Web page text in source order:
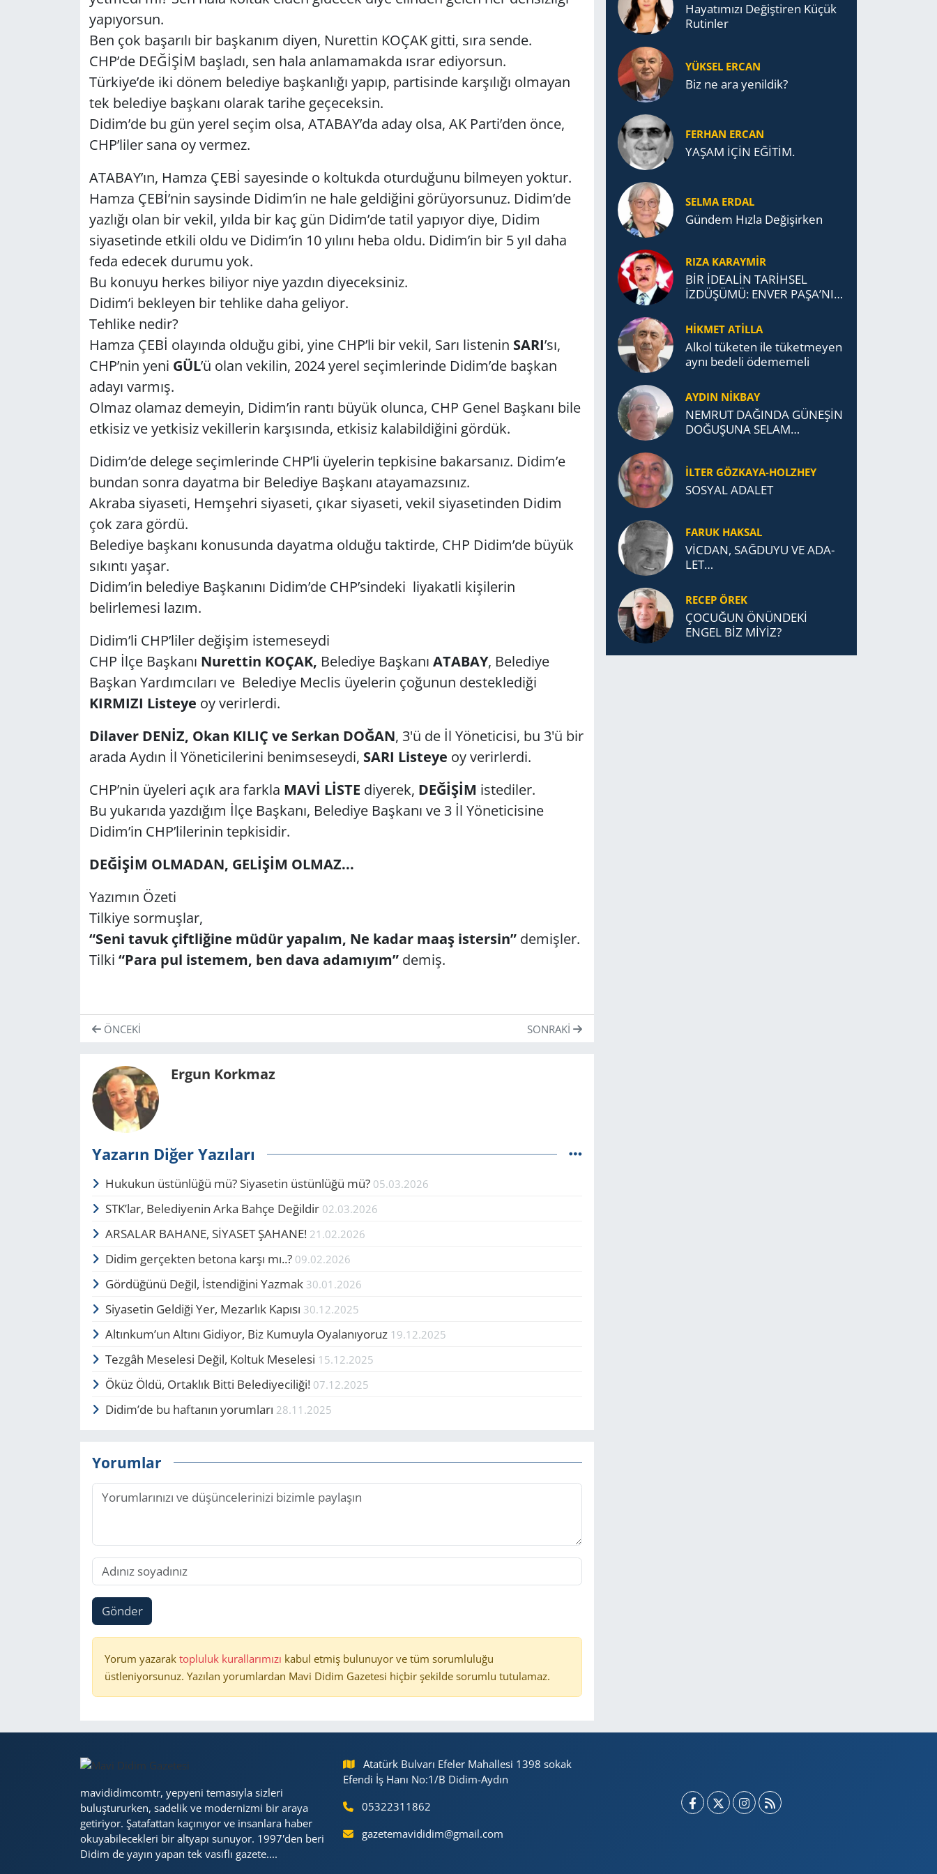
yapıyorsun.
Ben çok başarılı bir başkanım diyen, Nurettin KOÇAK gitti, sıra sende.
CHP’de DEĞİŞİM başladı, sen hala anlamamakda ısrar ediyorsun.
Türkiye’de iki dönem belediye başkanlığı yapıp, partisinde karşılığı olmayan
tek belediye başkanı olarak tarihe geçeceksin.
Didim’de bu gün yerel seçim olsa, ATABAY’da aday olsa, AK Parti’den önce,
CHP’liler sana oy vermez.
ATABAY’ın, Hamza ÇEBİ sayesinde o koltukda oturduğunu bilmeyen yoktur.
Hamza ÇEBİ’nin saysinde Didim’in ne hale geldiğini görüyorsunuz. Didim’de
yazlığı olan bir vekil, yılda bir kaç gün Didim’de tatil yapıyor diye, Didim
siyasetinde etkili oldu ve Didim’in 10 yılını heba oldu. Didim’in bir 5 yıl daha
feda edecek durumu yok.
Bu konuyu herkes biliyor niye yazdın diyeceksiniz.
Didim’i bekleyen bir tehlike daha geliyor.
Tehlike nedir?
Hamza ÇEBİ olayında olduğu gibi, yine CHP’li bir vekil, Sarı listenin SARI’sı,
CHP’nin yeni GÜL’ü olan vekilin, 2024 yerel seçimlerinde Didim’de başkan
adayı varmış.
Olmaz olamaz demeyin, Didim’in rantı büyük olunca, CHP Genel Başkanı bile
etkisiz ve yetkisiz vekillerin karşısında, etkisiz kalabildiğini gördük.
Didim’de delege seçimlerinde CHP’li üyelerin tepkisine bakarsanız. Didim’e
bundan sonra dayatma bir Belediye Başkanı atayamazsınız.
Akraba siyaseti, Hemşehri siyaseti, çıkar siyaseti, vekil siyasetinden Didim
çok zara gördü.
Belediye başkanı konusunda dayatma olduğu taktirde, CHP Didim’de büyük
sıkıntı yaşar.
Didim’in belediye Başkanını Didim’de CHP’sindeki liyakatli kişilerin
belirlemesi lazım.
Didim’li CHP’liler değişim istemeseydi
CHP İlçe Başkanı Nurettin KOÇAK, Belediye Başkanı ATABAY, Belediye
Başkan Yardımcıları ve Belediye Meclis üyelerin çoğunun desteklediği
KIRMIZI Listeye oy verirlerdi.
Dilaver DENİZ, Okan KILIÇ ve Serkan DOĞAN, 3'ü de İl Yöneticisi, bu 3'ü bir
arada Aydın İl Yöneticilerini benimseseydi, SARI Listeye oy verirlerdi.
CHP’nin üyeleri açık ara farkla MAVİ LİSTE diyerek, DEĞİŞİM istediler.
Bu yukarıda yazdığım İlçe Başkanı, Belediye Başkanı ve 3 İl Yöneticisine
Didim’in CHP’lilerinin tepkisidir.
DEĞİŞİM OLMADAN, GELİŞİM OLMAZ...
Yazımın Özeti
Tilkiye sormuşlar,
“Seni tavuk çiftliğine müdür yapalım, Ne kadar maaş istersin”demişler.
Tilki “Para pul istemem, ben dava adamıyım” demiş.
ÖNCEKI SONRAKI
Ergun Korkmaz
Yazarın Diğer Yazıları
Hukukun üstünlüğü mü? Si­ya­setin üstünlüğü mü? 05.03.2026
STK’lar, Belediyenin Arka Bahçe De­ğil­dir 02.03.2026
AR­SA­LAR BA­HA­NE, SİYASET ŞA­HA­NE! 21.02.2026
Didim ger­çek­ten be­to­na karşı mı..? 09.02.2026
Gör­dü­ğü­nü Değil, İsten­di­ği­ni Yaz­mak 30.01.2026
Siyasetin Geldiği Yer, Mezarlık Kapısı 30.12.2025
Altınkum’un Altını Gidiyor, Biz Kumuyla Oyalanıyoruz 19.12.2025
Tezgâh Meselesi Değil, Koltuk Meselesi 15.12.2025
Öküz Öldü, Or­tak­lık Bitti Belediyeciliği! 07.12.2025
Didim’de bu haftanın yorumları 28.11.2025
Yorumlar
Gönder
Yorum yazarak topluluk kurallarımızı kabul etmiş bulunuyor ve tüm sorumluluğu
üstleniyorsunuz. Yazılan yorumlardan Mavi Didim Gazetesi hiçbir şekilde sorumlu tutulamaz.
Ha­ya­tı­mı­zı De­ğiş­ti­ren Küçük
Ru­tin­ler
YÜKSEL ERCAN
Biz ne ara yenildik?
FERHAN ERCAN
YAŞAM İÇİN EĞİTİM.
SELMA ERDAL
Gündem Hızla Değişirken
RIZA KARAYMIR
BİR İDEALİN TARİHSEL
İZDÜŞÜMÜ: ENVER PAŞA’NIN
TÜRK DEVLETLERİ
TEŞKİLATI’NA UZANAN
MİRASI
HİKMET ATİLLA
Alkol tü­ke­ten ile tü­ket­me­yen
aynı be­de­li öde­me­me­li
AYDIN NİKBAY
NEMRUT DAĞINDA GÜNEŞİN
DOĞUŞUNA SELAM
İLTER GÖZKAYA-HOLZHEY
SOSYAL ADALET
FARUK HAKSAL
VİCDAN, SAĞ­DU­YU VE ADA­
LET…
RECEP ÖREK
ÇOCUĞUN ÖNÜNDEKİ
ENGEL BİZ MİYİZ?
mavididimcomtr, yepyeni temasıyla sizleri
buluştururken, sadelik ve modernizmi bir araya
getiriyor. Şatafattan kaçınıyor ve insanlara haber
okuyabilecekleri bir altyapı sunuyor. 1997'den beri
Didim de yayın yapan tek vasıflı gazete....
Atatürk Bulvarı Efeler Mahallesi 1398 sokak
Efendi İş Hanı No:1/B Didim-Aydın
05322311862
gazetemavididim@gmail.com